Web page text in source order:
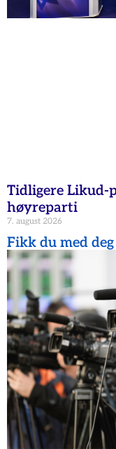
Tidligere
høyreparti
7. august 2026
Fikk du med